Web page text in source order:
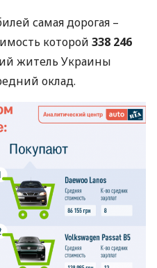
самая дорогая –
которой 338 246
житель Украины
оклад.